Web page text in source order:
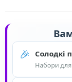
🎉 Солодкі
Набори